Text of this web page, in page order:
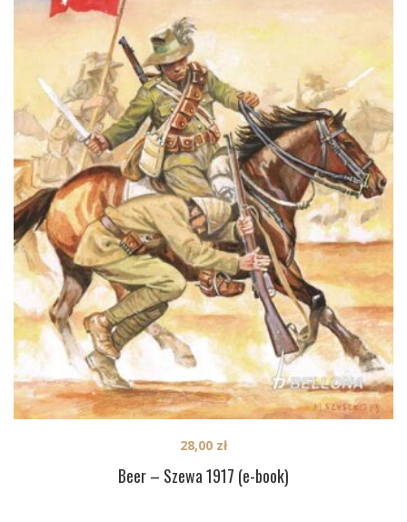
Beer – Szewa 1917 (e-book)
28,00 zł